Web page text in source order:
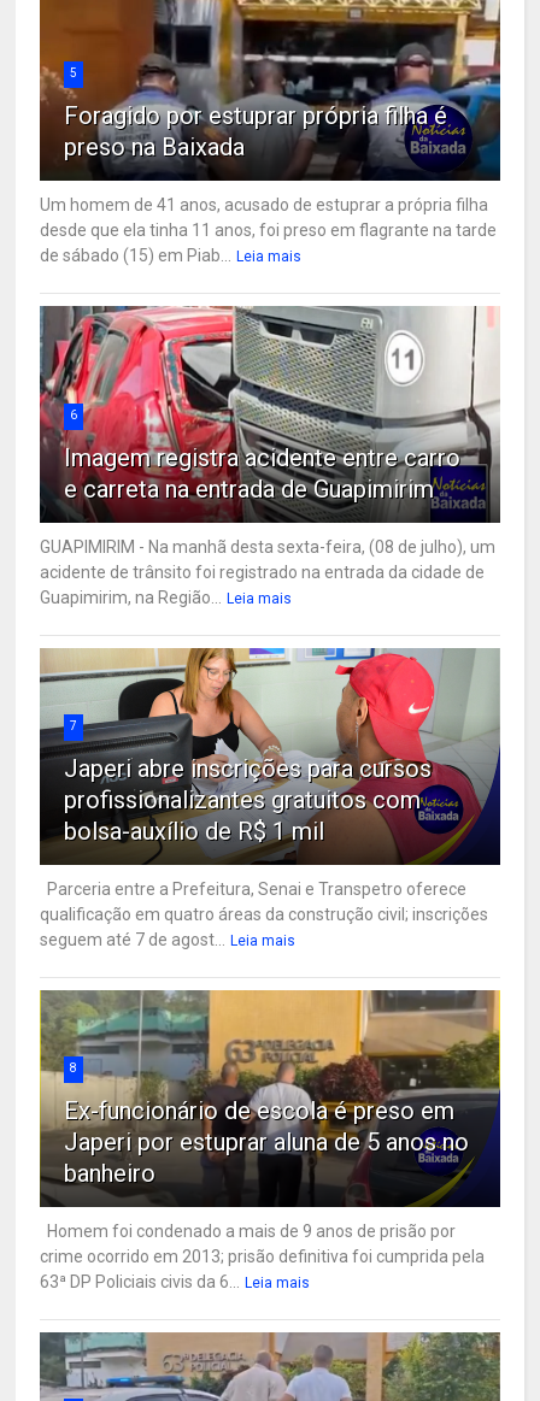
5
Foragido por estuprar própria filha é
preso na Baixada
Um homem de 41 anos, acusado de estuprar a própria filha
desde que ela tinha 11 anos, foi preso em flagrante na tarde
de sábado (15) em Piab...
Leia mais
6
Imagem registra acidente entre carro
e carreta na entrada de Guapimirim
GUAPIMIRIM - Na manhã desta sexta-feira, (08 de julho), um
acidente de trânsito foi registrado na entrada da cidade de
Guapimirim, na Região...
Leia mais
7
Japeri abre inscrições para cursos
profissionalizantes gratuitos com
bolsa-auxílio de R$ 1 mil
Parceria entre a Prefeitura, Senai e Transpetro oferece
qualificação em quatro áreas da construção civil; inscrições
seguem até 7 de agost...
Leia mais
8
Ex-funcionário de escola é preso em
Japeri por estuprar aluna de 5 anos no
banheiro
Homem foi condenado a mais de 9 anos de prisão por
crime ocorrido em 2013; prisão definitiva foi cumprida pela
63ª DP Policiais civis da 6...
Leia mais